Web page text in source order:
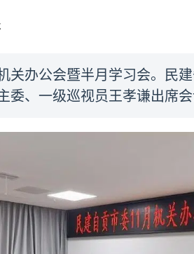
关办公会暨半月学习会。民
委、一级巡视员王孝谦出席会